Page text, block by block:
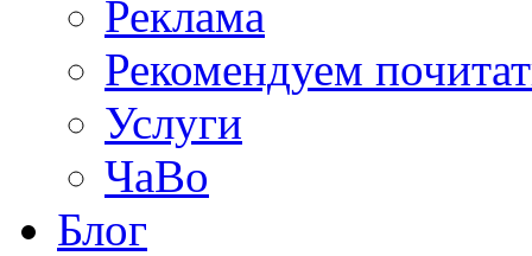
Реклама
Рекомендуем
Услуги
ЧаВо
Блог